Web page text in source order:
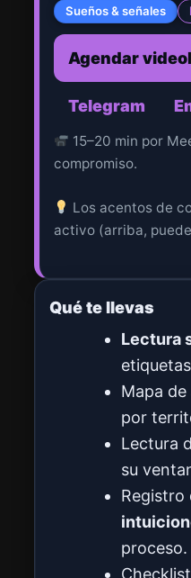
Sueños & señales
Agendar
Telegram
15–20 min por
compromiso.
Los acentos de
activo (arriba,
Qué te llevas
Lectura
Mapa de
por
Lectura
su
Registro
proceso.